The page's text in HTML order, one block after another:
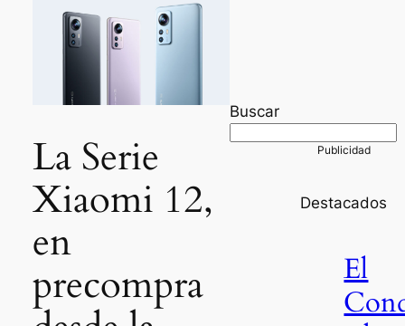
La Serie
Xiaomi 12,
en
precompra
Buscar
Destacados
El